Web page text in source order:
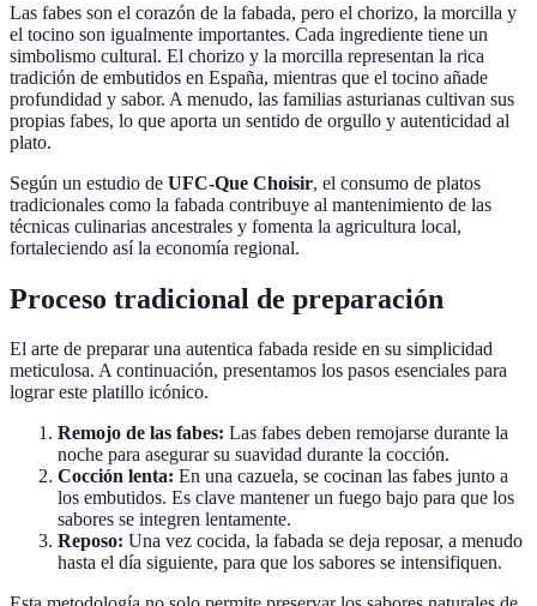
Las fabes son el corazón de la fabada, pero el chorizo, la morcilla y
el tocino son igualmente importantes. Cada ingrediente tiene un
simbolismo cultural. El chorizo y la morcilla representan la rica
tradición de embutidos en España, mientras que el tocino añade
profundidad y sabor. A menudo, las familias asturianas cultivan sus
propias fabes, lo que aporta un sentido de orgullo y autenticidad al
plato.
Según un estudio de UFC-Que Choisir, el consumo de platos
tradicionales como la fabada contribuye al mantenimiento de las
técnicas culinarias ancestrales y fomenta la agricultura local,
fortaleciendo así la economía regional.
Proceso tradicional de preparación
El arte de preparar una autentica fabada reside en su simplicidad
meticulosa. A continuación, presentamos los pasos esenciales para
lograr este platillo icónico.
Remojo de las fabes: Las fabes deben remojarse durante la
noche para asegurar su suavidad durante la cocción.
Cocción lenta: En una cazuela, se cocinan las fabes junto a
los embutidos. Es clave mantener un fuego bajo para que los
sabores se integren lentamente.
Reposo: Una vez cocida, la fabada se deja reposar, a menudo
hasta el día siguiente, para que los sabores se intensifiquen.